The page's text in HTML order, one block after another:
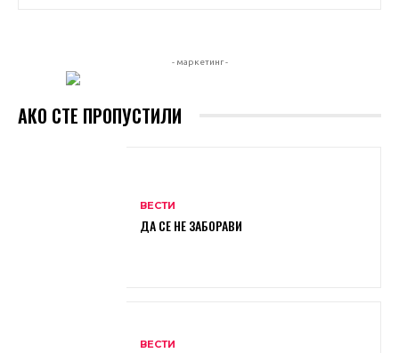
- маркетинг -
АКО СТЕ ПРОПУСТИЛИ
ВЕСТИ
ДА СЕ НЕ ЗАБОРАВИ
ВЕСТИ